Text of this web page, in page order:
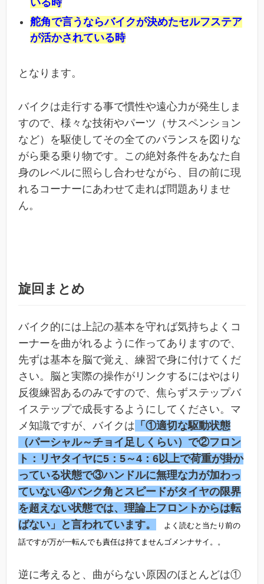
いる時
舵角で言うならバイクが決めたセルフステア
が活かされている時
となります。
バイクは走行する事で慣性や遠心力が発生しま
すので、様々な技術やパーツ（サスペンション
など）を駆使してその全てのバランスを図りな
がら乗る乗り物です。この絶対条件をあなた自
身のレベルに照らし合わせながら、目の前に現
れるコーナーにあわせて走れば問題ありませ
ん。
旋回まとめ
バイク的には上記の基本を守れば気持ちよくコ
ーナーを曲がれるように作ってありますので、
先ずは基本を脳で覚え、練習で身に付けてくだ
さい。脳と実際の操作がリンクするにはやはり
反復練習あるのみですので、焦らずステップバ
イステップで成長するようにしてください。マ
メ知識ですが、バイクは 「①適切な駆動状態
（パーシャル～チョイ足しくらい）で②フロン
ト：リヤタイヤに5：5～4：6以上で荷重が掛か
っている状態で③ハンドルに無理な力が加わっ
ていない④バンク角とスピードがタイヤの限界
を超えない状態では、理論上フロントからは転
ばない」と言われています。
よく読むと当たり前の
話ですが万が一転んでも責任は持てませんゴメンナサイ。。
逆に考えると、曲がらない原因のほとんどは①